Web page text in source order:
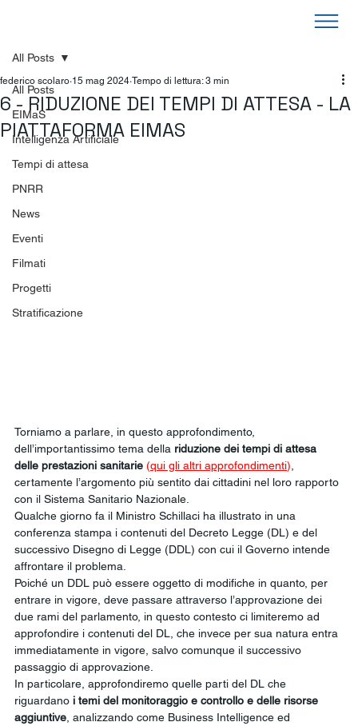
All Posts
EIMaS
Intelligenza Artificiale
Tempi di attesa
PNRR
News
Eventi
Filmati
Progetti
Stratificazione
All Posts
6 - RIDUZIONE DEI TEMPI DI ATTESA - LA
PIATTAFORMA EIMAS
federico scolaro 15 mag 2024 Tempo di lettura: 3 min
Torniamo a parlare, in questo approfondimento,
dell’importantissimo tema della riduzione dei tempi di attesa
delle prestazioni sanitarie (qui gli altri approfondimenti)
certamente l’argomento più sentito dai cittadini nel loro rapporto
con il Sistema Sanitario Nazionale.
Qualche giorno fa il Ministro Schillaci ha illustrato in una
conferenza stampa i contenuti del Decreto Legge (DL) e del
successivo Disegno di Legge (DDL) con cui il Governo intende
affrontare il problema.
Poiché un DDL può essere oggetto di modifiche in quanto, per
entrare in vigore, deve passare attraverso l’approvazione dei
due rami del parlamento, in questo contesto ci limiteremo ad
approfondire i contenuti del DL, che invece per sua natura entra
immediatamente in vigore, salvo comunque il successivo
passaggio di approvazione.
In particolare, approfondiremo quelle parti del DL che
riguardano i temi del monitoraggio e controllo e delle risorse
aggiuntive , analizzando come Business Intelligence ed